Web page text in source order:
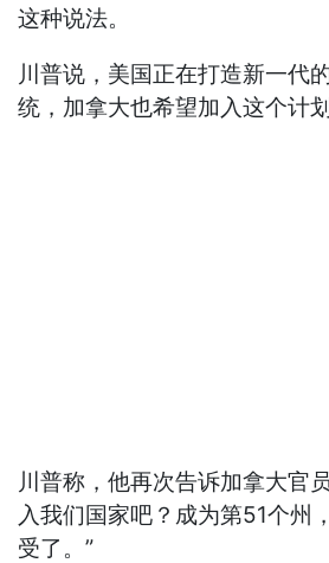
这种说法。
川普说，美国正在打造新一代
统，加拿大也希望加入这个计划
川普称，他再次告诉加拿大官
入我们国家吧？成为第51个州
受了。”